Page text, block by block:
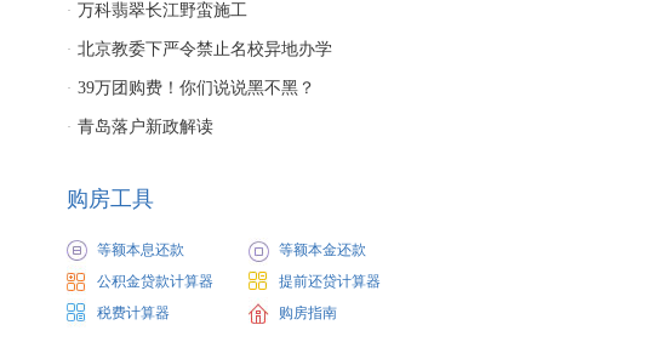
· 万科翡翠长江野蛮施工
· 北京教委下严令禁止名校异地办学
· 39万团购费！你们说说黑不黑？
· 青岛落户新政解读
购房工具
等额本息还款
等额本金还款
公积金贷款计算器
提前还贷计算器
税费计算器
购房指南